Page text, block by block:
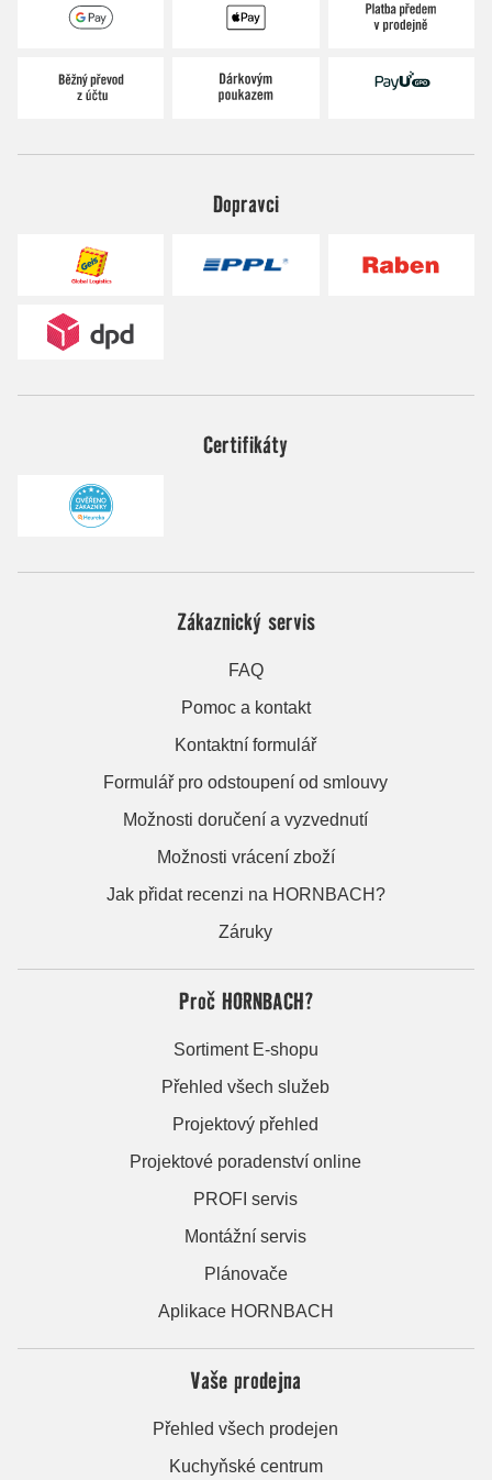
Dopravci
Certifikáty
Zákaznický servis
FAQ
Pomoc a kontakt
Kontaktní formulář
Formulář pro odstoupení od smlouvy
Možnosti doručení a vyzvednutí
Možnosti vrácení zboží
Jak přidat recenzi na HORNBACH?
Záruky
Proč HORNBACH?
Sortiment E-shopu
Přehled všech služeb
Projektový přehled
Projektové poradenství online
PROFI servis
Montážní servis
Plánovače
Aplikace HORNBACH
Vaše prodejna
Přehled všech prodejen
Kuchyňské centrum